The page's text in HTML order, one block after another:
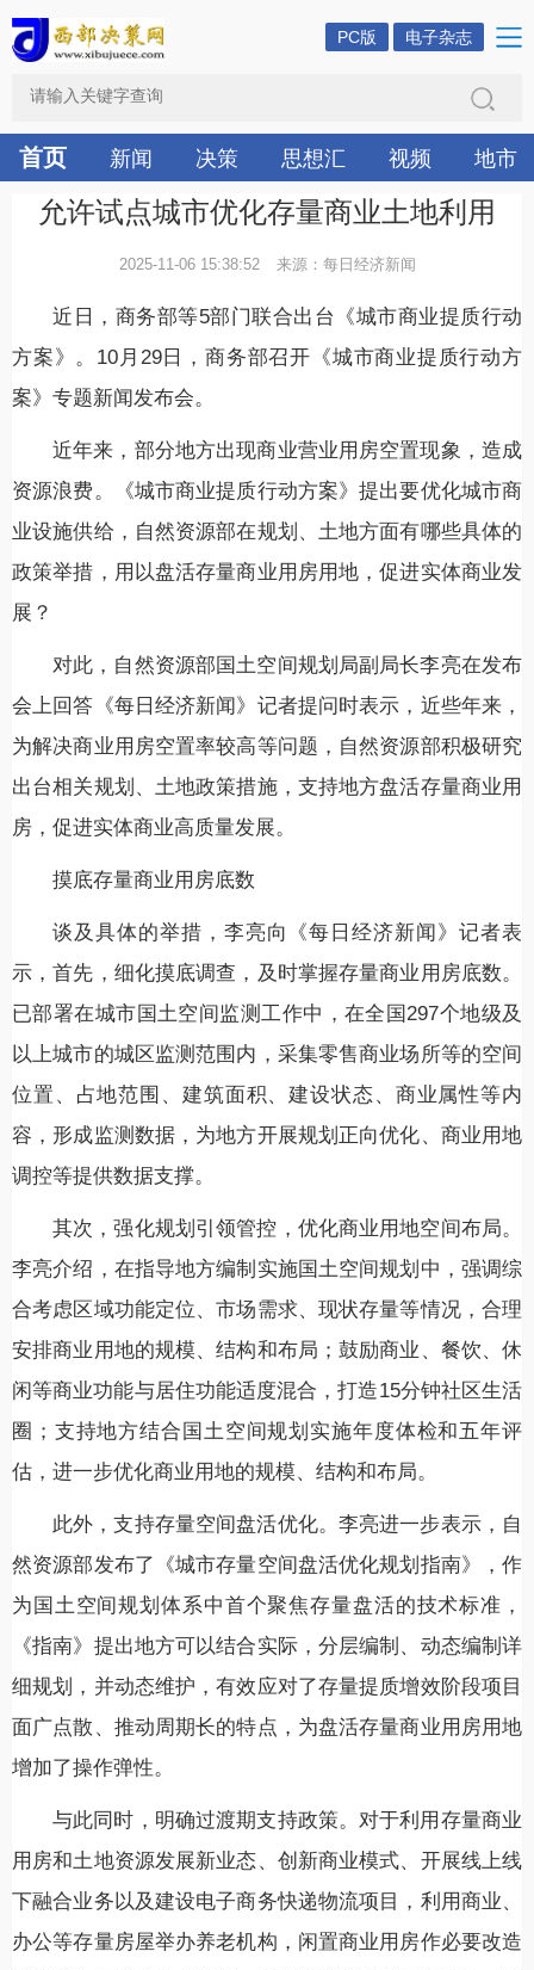
PC版 电子杂志
首页 新闻 决策 思想汇 视频 地市
允许试点城市优化存量商业土地利用
2025-11-06 15:38:52 来源：每日经济新闻
近日，商务部等5部门联合出台《城市商业提质行动
方案》。10月29日，商务部召开《城市商业提质行动方
案》专题新闻发布会。
近年来，部分地方出现商业营业用房空置现象，造成
资源浪费。《城市商业提质行动方案》提出要优化城市商
业设施供给，自然资源部在规划、土地方面有哪些具体的
政策举措，用以盘活存量商业用房用地，促进实体商业发
展？
对此，自然资源部国土空间规划局副局长李亮在发布
会上回答《每日经济新闻》记者提问时表示，近些年来，
为解决商业用房空置率较高等问题，自然资源部积极研究
出台相关规划、土地政策措施，支持地方盘活存量商业用
房，促进实体商业高质量发展。
摸底存量商业用房底数
谈及具体的举措，李亮向《每日经济新闻》记者表
示，首先，细化摸底调查，及时掌握存量商业用房底数。
已部署在城市国土空间监测工作中，在全国297个地级及
以上城市的城区监测范围内，采集零售商业场所等的空间
位置、占地范围、建筑面积、建设状态、商业属性等内
容，形成监测数据，为地方开展规划正向优化、商业用地
调控等提供数据支撑。
其次，强化规划引领管控，优化商业用地空间布局。
李亮介绍，在指导地方编制实施国土空间规划中，强调综
合考虑区域功能定位、市场需求、现状存量等情况，合理
安排商业用地的规模、结构和布局；鼓励商业、餐饮、休
闲等商业功能与居住功能适度混合，打造15分钟社区生活
圈；支持地方结合国土空间规划实施年度体检和五年评
估，进一步优化商业用地的规模、结构和布局。
此外，支持存量空间盘活优化。李亮进一步表示，自
然资源部发布了《城市存量空间盘活优化规划指南》，作
为国土空间规划体系中首个聚焦存量盘活的技术标准，
《指南》提出地方可以结合实际，分层编制、动态编制详
细规划，并动态维护，有效应对了存量提质增效阶段项目
面广点散、推动周期长的特点，为盘活存量商业用房用地
增加了操作弹性。
与此同时，明确过渡期支持政策。对于利用存量商业
用房和土地资源发展新业态、创新商业模式、开展线上线
下融合业务以及建设电子商务快递物流项目，利用商业、
办公等存量房屋举办养老机构，闲置商业用房作必要改造